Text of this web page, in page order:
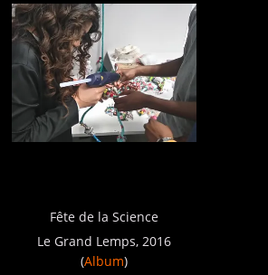
Fête de la Science
Le Grand Lemps, 2016
(Album)